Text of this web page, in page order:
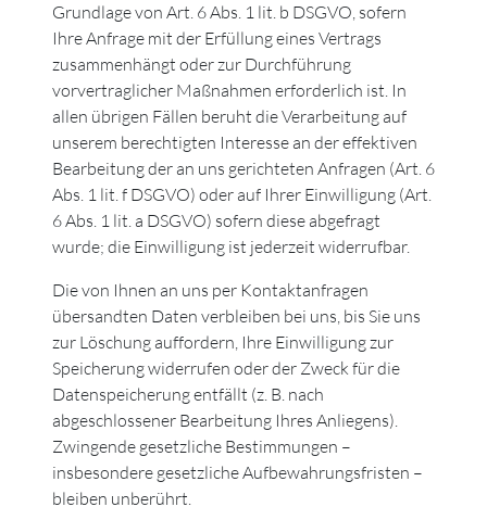
Grundlage von Art. 6 Abs. 1 lit. b DSGVO, sofern
Ihre Anfrage mit der Erfüllung eines Vertrags
zusammenhängt oder zur Durchführung
vorvertraglicher Maßnahmen erforderlich ist. In
allen übrigen Fällen beruht die Verarbeitung auf
unserem berechtigten Interesse an der effektiven
Bearbeitung der an uns gerichteten Anfragen (Art. 6
Abs. 1 lit. f DSGVO) oder auf Ihrer Einwilligung (Art.
6 Abs. 1 lit. a DSGVO) sofern diese abgefragt
wurde; die Einwilligung ist jederzeit widerrufbar.
Die von Ihnen an uns per Kontaktanfragen
übersandten Daten verbleiben bei uns, bis Sie uns
zur Löschung auffordern, Ihre Einwilligung zur
Speicherung widerrufen oder der Zweck für die
Datenspeicherung entfällt (z. B. nach
abgeschlossener Bearbeitung Ihres Anliegens).
Zwingende gesetzliche Bestimmungen –
insbesondere gesetzliche Aufbewahrungsfristen –
bleiben unberührt.